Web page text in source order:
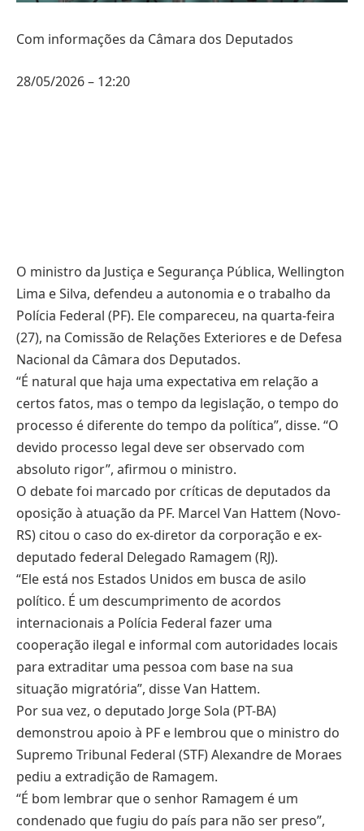
Com informações da Câmara dos Deputados
28/05/2026 – 12:20
O ministro da Justiça e Segurança Pública, Wellington
Lima e Silva, defendeu a autonomia e o trabalho da
Polícia Federal (PF). Ele compareceu, na quarta-feira
(27), na Comissão de Relações Exteriores e de Defesa
Nacional da Câmara dos Deputados.
“É natural que haja uma expectativa em relação a
certos fatos, mas o tempo da legislação, o tempo do
processo é diferente do tempo da política”, disse. “O
devido processo legal deve ser observado com
absoluto rigor”, afirmou o ministro.
O debate foi marcado por críticas de deputados da
oposição à atuação da PF. Marcel Van Hattem (Novo-
RS) citou o caso do ex-diretor da corporação e ex-
deputado federal Delegado Ramagem (RJ).
“Ele está nos Estados Unidos em busca de asilo
político. É um descumprimento de acordos
internacionais a Polícia Federal fazer uma
cooperação ilegal e informal com autoridades locais
para extraditar uma pessoa com base na sua
situação migratória”, disse Van Hattem.
Por sua vez, o deputado Jorge Sola (PT-BA)
demonstrou apoio à PF e lembrou que o ministro do
Supremo Tribunal Federal (STF) Alexandre de Moraes
pediu a extradição de Ramagem.
“É bom lembrar que o senhor Ramagem é um
condenado que fugiu do país para não ser preso”,